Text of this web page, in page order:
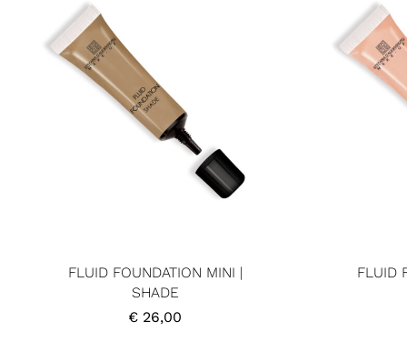
FLUID FOUNDATION MINI |
SHADE
€ 26,00
FLUID